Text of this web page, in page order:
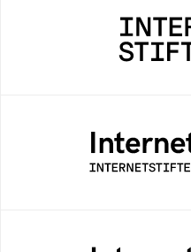
Internetstiftelsen
bidrar positivt till
Samlad kunskap
säker och